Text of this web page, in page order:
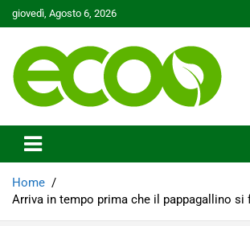
Skip
to
giovedì, Agosto 6, 2026
Ecoo.it
Home
Arriva in tempo prima che il pappagallino si